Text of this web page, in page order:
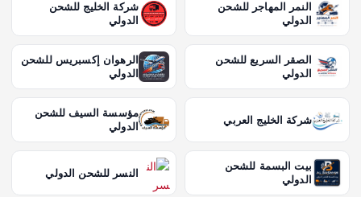
النمر المهاجر للشحن
الدولي
شركة الخليج للشحن
الدولي
الصقر السريع للشحن
الدولي
الرهوان إكسبريس للشحن
الدولي
شركة الخليج العربي
مؤسسة السيف للشحن
الدولي
بيت البسمة للشحن
الدولي
النسر للشحن الدولي